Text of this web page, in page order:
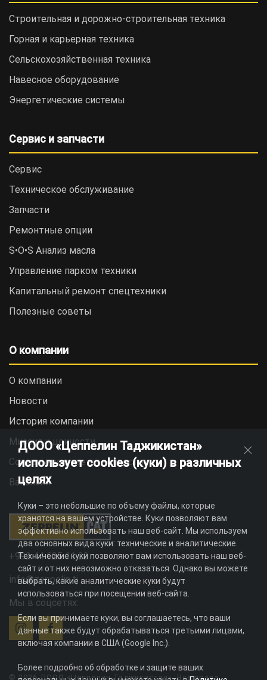
Строительная и дорожно-cтроительная техника
Горная и карьерная техника
Сельскохозяйственная техника
Навесное оборудование
Энергетические системы
Сервис и запчасти
Сервис
Техническое обслуживание
Запчасти
Ремонтные опции
S•O•S Анализ масла
Управление парком техники
Капитальный ремонт спецтехники
Полезные советы
О компании
О компании
Новости
История компании
Миссия и ценности
Социальная ответственность
Вакансии
+992 44 625 11 22
info@zeppelin.tj
Мы в соцсетях:
© 2026 ДООО «Цеппелин Таджикистан». Все права
ДООО «Цеппелин Таджикистан»
использует cookies (куки) в различных
целях
Куки – это небольшие по объему файлы, которые
хранятся на вашем устройстве. Куки позволяют вам
эффективно использовать наш веб-сайт. Мы используем
два основных вида куки: технические и аналитические.
Технические куки позволяют вам использовать наш веб-
сайт и от них невозможно отказаться. Однако вы можете
выбрать, какие аналитические куки будут
использоваться при посещении веб-сайта.
Если вы принимаете куки, вы соглашаетесь, что ваши
данные также будут обрабатываться третьими лицами,
включая компании в США (Google Inc.).
Более подробно об обработке и защите ваших